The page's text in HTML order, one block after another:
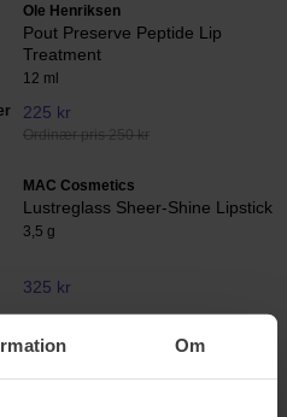
Om
Ole Henriksen
Pout Preserve Peptide Lip
Treatment
12 ml
225 kr
Ordinær pris 250 kr
MAC Cosmetics
Lustreglass Sheer-Shine Lipstick
3,5 g
325 kr
Glass Nails Nail Polish